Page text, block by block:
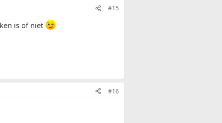
#15
is of niet
#16